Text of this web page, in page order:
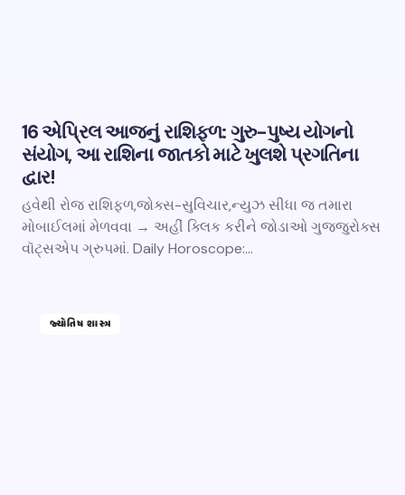
16 એપ્રિલ આજનું રાશિફળ: ગુરુ-પુષ્ય યોગનો
સંયોગ, આ રાશિના જાતકો માટે ખુલશે પ્રગતિના
દ્વાર!
હવેથી રોજ રાશિફળ,જોક્સ-સુવિચાર,ન્યુઝ સીધા જ તમારા
મોબાઈલમાં મેળવવા → અહીં ક્લિક કરીને જોડાઓ ગુજ્જુરોક્સ
વૉટ્સએપ ગ્રુપમાં. Daily Horoscope:…
જ્યોતિષ શાસ્ત્ર